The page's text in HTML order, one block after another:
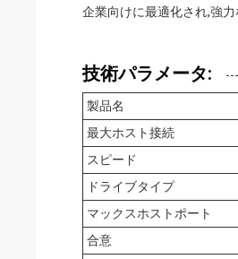
企業向けに最適化され,強
技術パラメータ:
製品名
最大ホスト接続
スピード
ドライブタイプ
マックスホストポート
合意